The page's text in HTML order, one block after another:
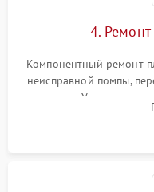
4.
Компонентный ремонт
неисправной помпы,
жерновов. Установка
ring) и тефлоновых